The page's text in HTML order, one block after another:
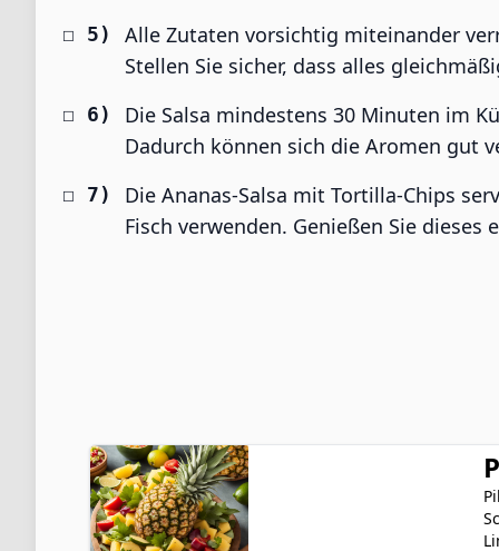
Alle Zutaten vorsichtig miteinander
Stellen Sie sicher, dass alles
Die Salsa mindestens 30 Minuten im
Dadurch können sich die Aromen gut
Die Ananas-Salsa mit Tortilla-Chips
Fisch verwenden. Genießen Sie